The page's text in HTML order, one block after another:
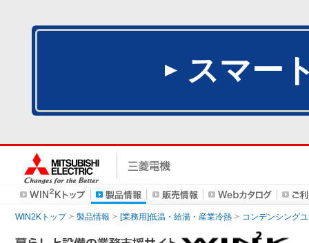
スマー
WIN2Kトップ 製品情報 [業務用]低温・給湯・産業冷熱 コンデンシング